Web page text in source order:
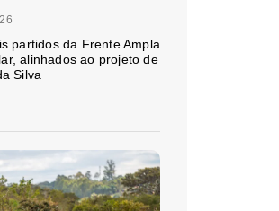
partidos da Frente Ampla
alinhados ao projeto de
Silva